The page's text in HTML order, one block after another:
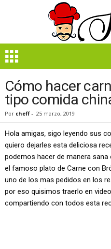
e
Cómo hacer
tipo comida
Por cheff - 25 marzo, 2019
Hola amigas, sigo leyendo sus
quiero dejarles esta deliciosa
podemos hacer de manera
el famoso plato de Carne con
uno de los mas pedidos en los
por eso quisimos traerlo en
compartiendo con todos esta